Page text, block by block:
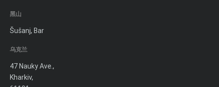
黑山
Šušanj, Bar
乌克兰
47 Nauky Ave.,
Kharkiv,